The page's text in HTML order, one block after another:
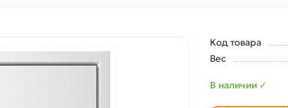
Код товара
Вес
В наличии ✓